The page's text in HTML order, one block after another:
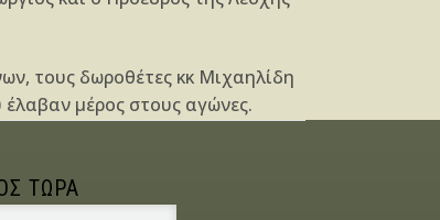
τους δωροθέτες κκ Μιχαηλίδη
μέρος στους αγώνες.
ΤΩΡΑ